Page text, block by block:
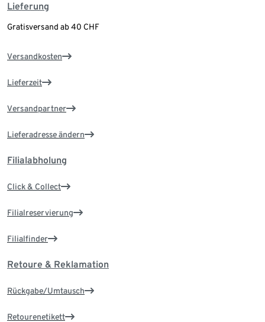
Lieferung
Gratisversand ab 40 CHF
Versandkosten
Lieferzeit
Versandpartner
Lieferadresse ändern
Filialabholung
Click & Collect
Filialreservierung
Filialfinder
Retoure & Reklamation
Rückgabe/Umtausch
Retourenetikett